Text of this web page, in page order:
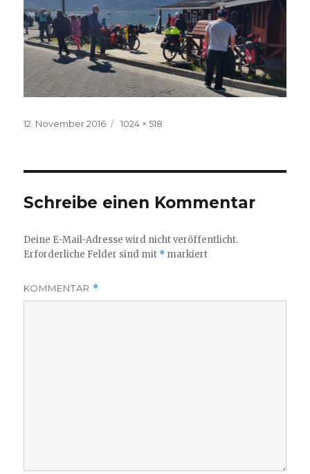
Veröffentlicht
12. November 2016
Volle
1024 × 518
Schreibe einen Kommentar
Deine E-Mail-Adresse wird nicht veröffentlicht.
Erforderliche Felder sind mit * markiert
KOMMENTAR *